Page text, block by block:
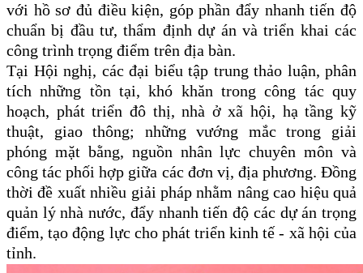
với hồ sơ đủ điều kiện, góp phần đẩy nhanh tiến độ
chuẩn bị đầu tư, thẩm định dự án và triển khai các
công trình trọng điểm trên địa bàn.
Tại Hội nghị, các đại biểu tập trung thảo luận, phân
tích những tồn tại, khó khăn trong công tác quy
hoạch, phát triển đô thị, nhà ở xã hội, hạ tầng kỹ
thuật, giao thông; những vướng mắc trong giải
phóng mặt bằng, nguồn nhân lực chuyên môn và
công tác phối hợp giữa các đơn vị, địa phương. Đồng
thời đề xuất nhiều giải pháp nhằm nâng cao hiệu quả
quản lý nhà nước, đẩy nhanh tiến độ các dự án trọng
điểm, tạo động lực cho phát triển kinh tế - xã hội của
tỉnh.